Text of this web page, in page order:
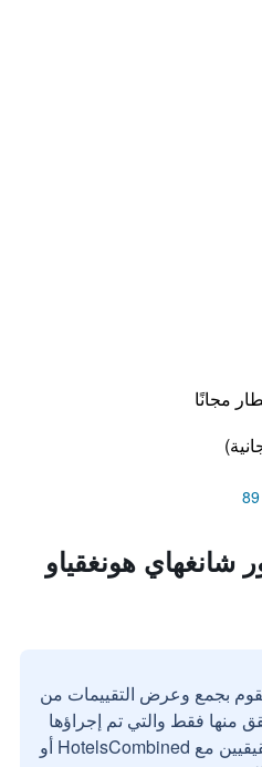
مجانًا
شانغهاي هونغقياو
بجمع وعرض التقييمات من
منها فقط والتي تم إجراؤها
بواسطة مستخدمين حقيقيين مع HotelsCombined أو